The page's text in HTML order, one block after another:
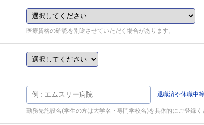
医療資格の確認を別途させていただく場合があります。
退職済や休職中
勤務先施設名(学生の方は大学名・専門学校名)を具体的にご登録く